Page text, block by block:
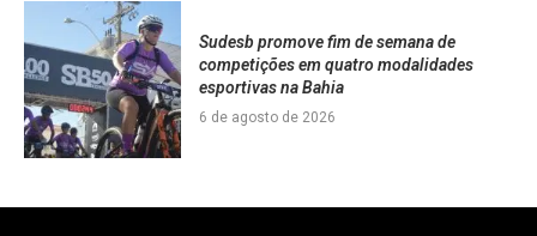
Sudesb promove fim de semana de
competições em quatro modalidades
esportivas na Bahia
6 de agosto de 2026